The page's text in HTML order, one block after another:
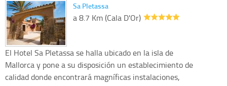
Sa Pletassa
a 8.7 Km (Cala D'Or)
El Hotel Sa Pletassa se halla ubicado en la isla de
Mallorca y pone a su disposición un establecimiento de
calidad donde encontrará magníficas instalaciones,